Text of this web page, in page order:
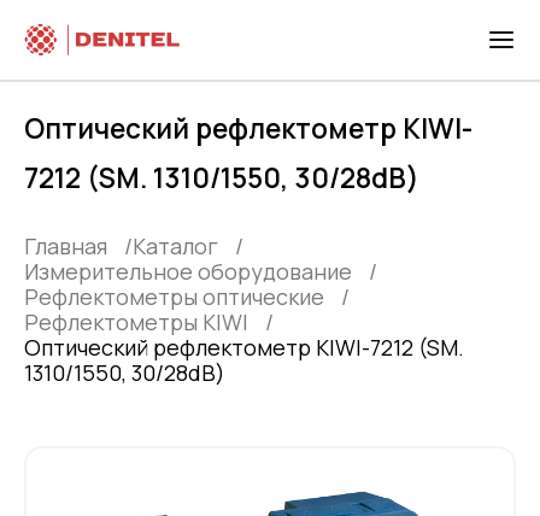
Оптический рефлектометр KIWI-
7212 (SM. 1310/1550, 30/28dB)
Главная
Каталог
Измерительное оборудование
Рефлектометры оптические
Рефлектометры KIWI
Оптический рефлектометр KIWI-7212 (SM.
1310/1550, 30/28dB)